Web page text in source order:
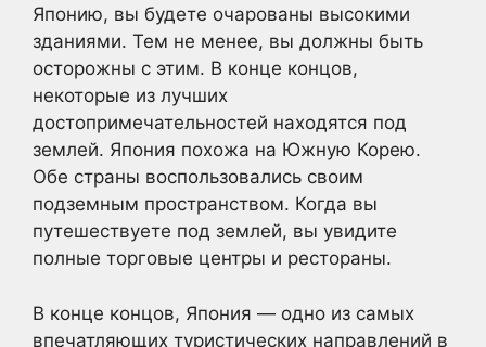
Японию, вы будете очарованы высокими
зданиями. Тем не менее, вы должны быть
осторожны с этим. В конце концов,
некоторые из лучших
достопримечательностей находятся под
землей. Япония похожа на Южную Корею.
Обе страны воспользовались своим
подземным пространством. Когда вы
путешествуете под землей, вы увидите
полные торговые центры и рестораны.
В конце концов, Япония — одно из самых
впечатляющих туристических направлений в